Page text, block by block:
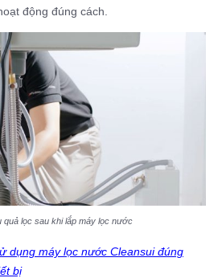
động đúng cách.
quả lọc sau khi lắp máy lọc nước
dụng máy lọc nước Cleansui đúng
bị